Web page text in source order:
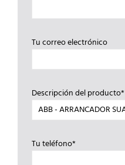
Tu correo electrónico
Descripción del producto*
Tu teléfono*